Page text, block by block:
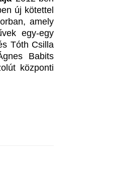
új kötettel
amely
egy-egy
Tóth Csilla
Babits
központi